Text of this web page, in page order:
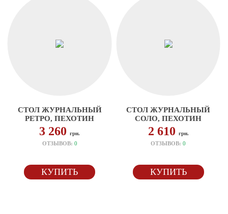
СТОЛ ЖУРНАЛЬНЫЙ
РЕТРО, ПЕХОТИН
3 260грн.
ОТЗЫВОВ: 0
КУПИТЬ
СТОЛ ЖУРНАЛЬНЫЙ
СОЛО, ПЕХОТИН
2 610 грн.
ОТЗЫВОВ:0
КУПИТЬ